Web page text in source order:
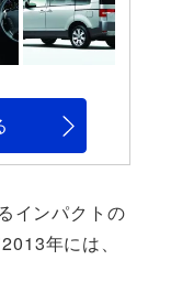
インパクトの
年には、